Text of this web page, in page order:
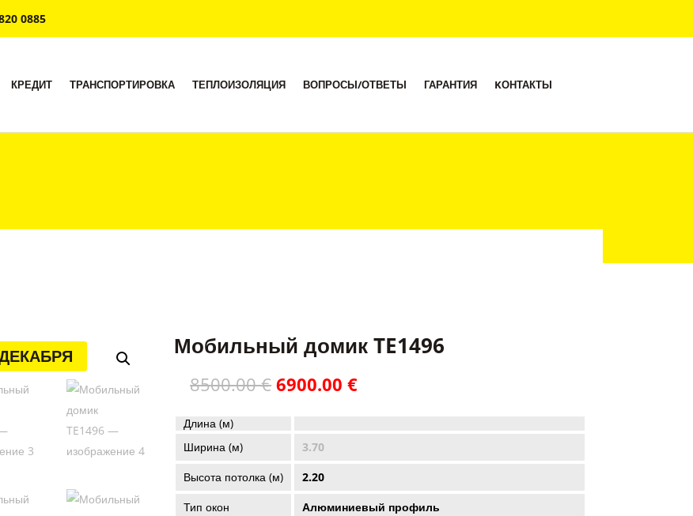
0885
КРЕДИТ ТРАНСПОРТИРОВКА ТЕПЛОИЗОЛЯЦИЯ ВОПРОСЫ/ОТВЕТЫ ГАРАНТИЯ KОНТАКТЫ
Мобильный домик TE1496
8500.00€ Первоначальная
8500.00 €.
6900.00€Текущая
Длина (м)
Ширина (м)
3.70
Высота потолка (м)
2.20
Тип окон
Алюминиевый профиль